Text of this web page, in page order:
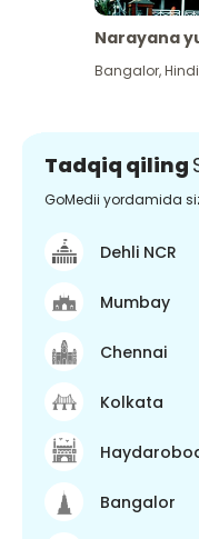
Narayana
Bangalor,
Tadqiq qiling
GoMedii yordamida
Dehli NCR
Mumbay
Chennai
Kolkata
Bangalor